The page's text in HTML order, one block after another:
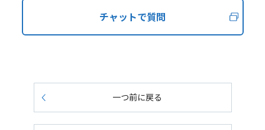
チャットで質問
一つ前に戻る